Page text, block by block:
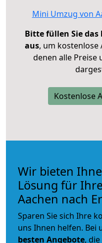
Mini Umzug von
Bitte füllen Sie
aus, um kostenlose
denen alle Preise
Kostenlose
Wir bieten
Lösung für
Aachen nach
Sparen Sie sich Ihre
uns Ihnen helfen. Bei
besten Angebote,